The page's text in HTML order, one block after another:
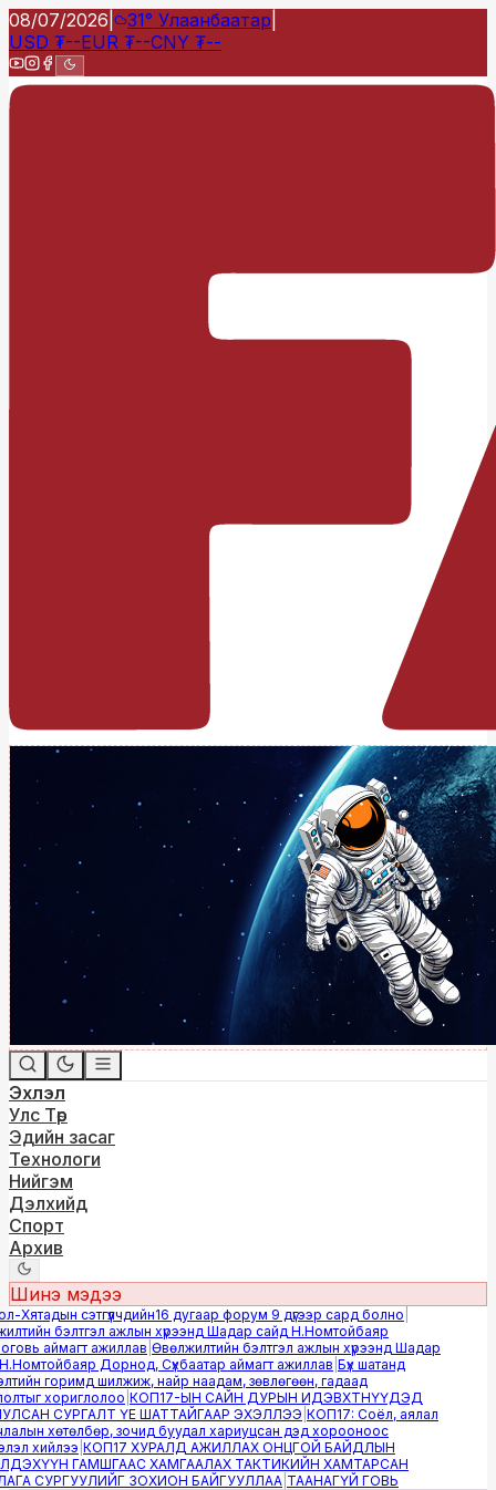
08/07/2026 31° Улаанбаатар
USD ₮--EUR ₮--CNY ₮--
Эхлэл
Улс Төр
Эдийн засаг
Технологи
Нийгэм
Дэлхийд
Спорт
Архив
Шинэ мэдээ
сэтгүүлчдийн16 дугаар форум 9 дүгээр сард болно|
бэлтгэл ажлын хүрээнд Шадар сайд Н.Номтойбаяр
аймагт ажиллав|Өвөлжилтийн бэлтгэл ажлын хүрээнд Шадар
Дорнод, Сүхбаатар аймагт ажиллав|Бүх шатанд
горимд шилжиж, найр наадам, зөвлөгөөн, гадаад
хориглолоо|КОП17-ЫН САЙН ДУРЫН ИДЭВХТНҮҮДЭД
СУРГАЛТ ҮЕ ШАТТАЙГААР ЭХЭЛЛЭЭ|КОП17: Соёл, аялал
хөтөлбөр, зочид буудал хариуцсан дэд хорооноос
хийлээ|КОП17 ХУРАЛД АЖИЛЛАХ ОНЦГОЙ БАЙДЛЫН
ГАМШГААС ХАМГААЛАХ ТАКТИКИЙН ХАМТАРСАН
СУРГУУЛИЙГ ЗОХИОН БАЙГУУЛЛАА|ТААНАГҮЙ ГОВЬ